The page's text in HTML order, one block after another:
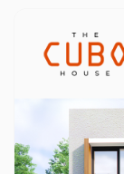
Marok Kecil